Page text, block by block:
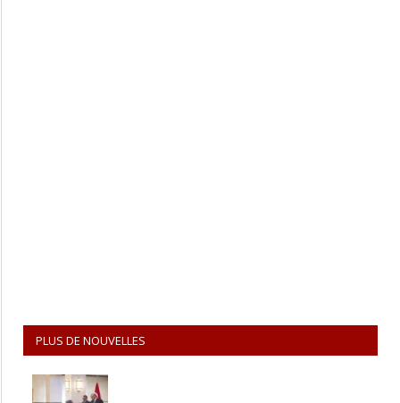
PLUS DE NOUVELLES